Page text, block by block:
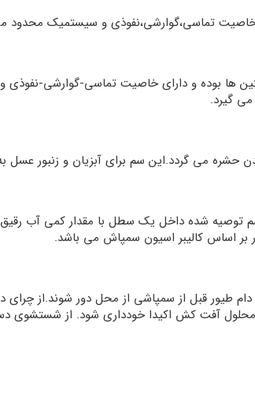
تماسی،گوارشی،نفوذی و سیستمیک محدود می
ها بوده و دارای خاصیت تماسی-گوارشی-نفوذی
گیرد.
سم توصیه شده داخل یک سطل با مقدار کمی آب
اساس کالیبر اسیون سمپاش می باشد.
طیور قبل از سمپاشی از محل دور شوند.از چرای
آفت کش اکیدا خودداری شود. از شستشوی